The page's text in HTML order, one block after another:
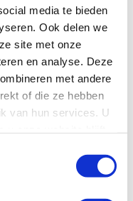
media te bieden
Ook delen we
site met onze
en analyse. Deze
met andere
of die ze hebben
van hun services. U